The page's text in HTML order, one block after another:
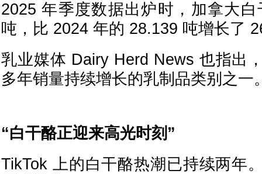
2025 年季度数据出炉时，加拿大
吨，比 2024 年的 28.139 吨增长了
乳业媒体 Dairy Herd News 也指出
多年销量持续增长的乳制品类别之一
“白干酪正迎来高光时刻”
TikTok 上的白干酪热潮已持续两年